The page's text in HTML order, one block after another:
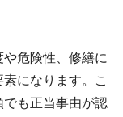
危険性、修繕に
になります。こ
も正当事由が認